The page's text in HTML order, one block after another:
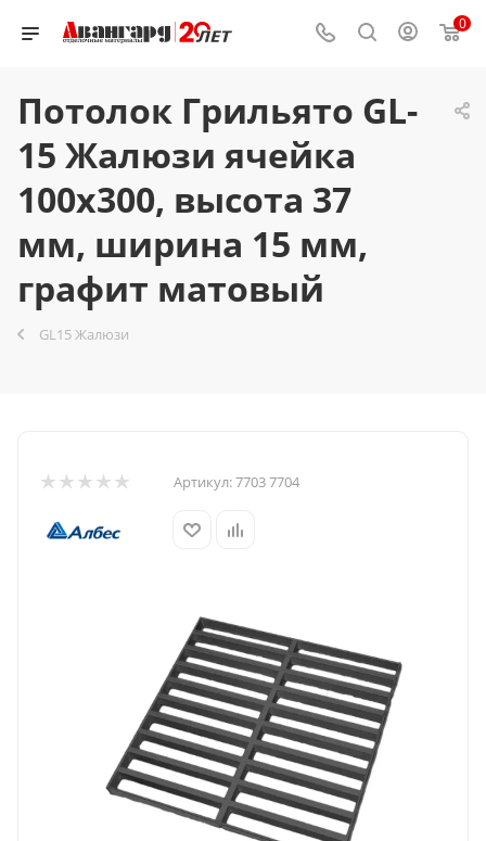
0
Потолок Грильято GL-
15 Жалюзи ячейка
100x300, высота 37
мм, ширина 15 мм,
графит матовый
GL15 Жалюзи
Артикул:7703 7704